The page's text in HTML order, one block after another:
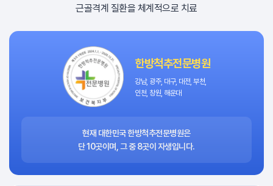
근골격계 질환을 체계적으로 치료
한방척추전문병원
강남, 광주, 대구, 대전, 부천,
인천, 창원, 해운대
현재 대한민국 한방척추전문병원은
단 10곳이며, 그 중 8곳이 자생입니다.